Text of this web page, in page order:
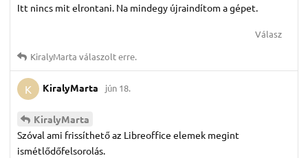
Itt nincs mit elrontani. Na mindegy újraindítom a gépet.
Válasz
KiralyMarta válaszolt erre.
K KiralyMarta jún 18.
KiralyMarta
Szóval ami frissíthető az Libreoffice elemek megint
ismétlődőfelsorolás.